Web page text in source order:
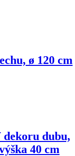
ø 120 cm
dekoru dubu,
40 cm